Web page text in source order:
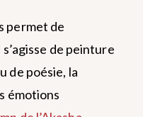
permet de
de peinture
de poésie, la
émotions